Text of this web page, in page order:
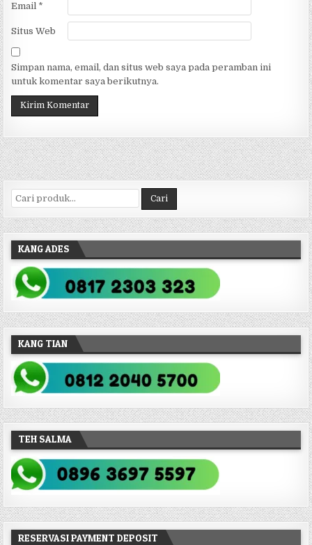
Email *
Situs Web
Simpan nama, email, dan situs web saya pada peramban ini
untuk komentar saya berikutnya.
Pencarian untuk: Cari
KANG ADES
KANG TIAN
TEH SALMA
RESERVASI PAYMENT DEPOSIT